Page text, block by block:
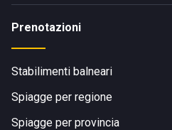
Prenotazioni
Stabilimenti balneari
Spiagge per regione
Spiagge per provincia